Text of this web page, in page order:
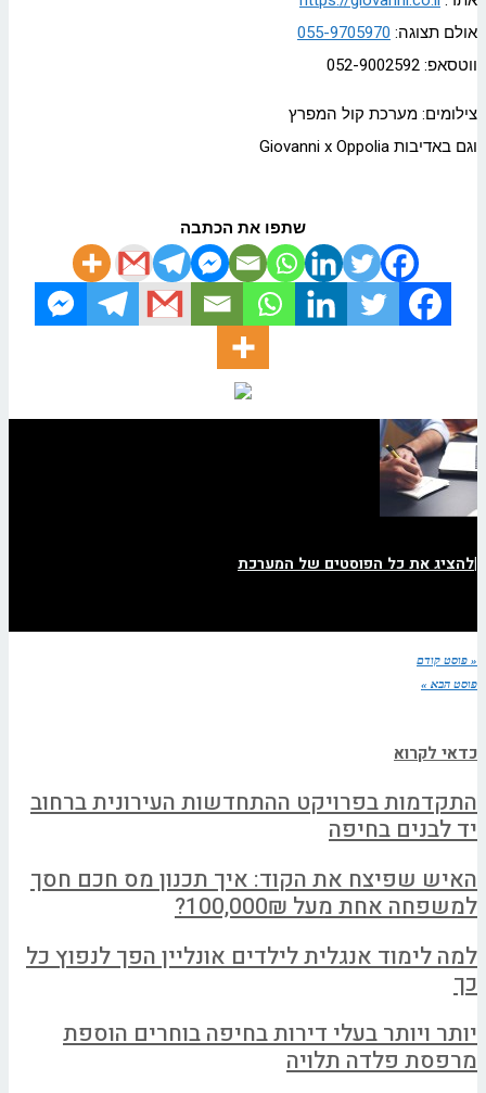
אולם תצוגה: 055-9705970
ווטסאפ: 052-9002592
צילומים: מערכת קול המפרץ
וגם באדיבות Giovanni x Oppolia
שתפו את הכתבה
|להציג את כל הפוסטים של המערכת
« פוסט קודם
פוסט הבא »
כדאי לקרוא
התקדמות בפרויקט ההתחדשות העירונית ברחוב
יד לבנים בחיפה
האיש שפיצח את הקוד: איך תכנון מס חכם חסך
למשפחה אחת מעל 100,000₪?
למה לימוד אנגלית לילדים אונליין הפך לנפוץ כל
כך
יותר ויותר בעלי דירות בחיפה בוחרים הוספת
מרפסת פלדה תלויה